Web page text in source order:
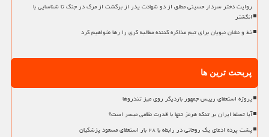
روایت دختر سردار حسینی مطلق از دو شهادت پدر از برگشت از مرگ در جنگ تا شناسایی با
انگشتر
خط و نشان نبویان برای تیم مذاکره کننده مطالبه گری را رها نخواهیم کرد
پربحث ترین ها
پروژه استعفای رییس جمهور باردیگر روی میز تندروها
آیا تسلط ایران بر تنگه هرمز تنها با قدرت نظامی میسر است؟
پشت پرده ادعای یک روحانی در رابطه با ۲۸ بار استعفای مسعود پزشکیان